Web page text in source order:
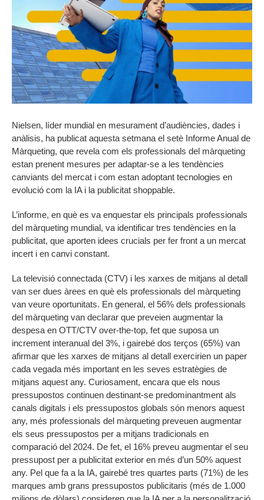
Nielsen, líder mundial en mesurament d’audiències, dades i
anàlisis, ha publicat aquesta setmana el setè Informe Anual de
Màrqueting, que revela com els professionals del màrqueting
estan prenent mesures per adaptar-se a les tendències
canviants del mercat i com estan adoptant tecnologies en
evolució com la IA i la publicitat shoppable.
L’informe, en què es va enquestar els principals professionals
del màrqueting mundial, va identificar tres tendències en la
publicitat, que aporten idees crucials per fer front a un mercat
incert i en canvi constant.
La televisió connectada (CTV) i les xarxes de mitjans al detall
van ser dues àrees en què els professionals del màrqueting
van veure oportunitats. En general, el 56% dels professionals
del màrqueting van declarar que preveien augmentar la
despesa en OTT/CTV over-the-top, fet que suposa un
increment interanual del 3%, i gairebé dos terços (65%) van
afirmar que les xarxes de mitjans al detall exercirien un paper
cada vegada més important en les seves estratègies de
mitjans aquest any. Curiosament, encara que els nous
pressupostos continuen destinant-se predominantment als
canals digitals i els pressupostos globals són menors aquest
any, més professionals del màrqueting preveuen augmentar
els seus pressupostos per a mitjans tradicionals en
comparació del 2024. De fet, el 16% preveu augmentar el seu
pressupost per a publicitat exterior en més d’un 50% aquest
any. Pel que fa a la IA, gairebé tres quartes parts (71%) de les
marques amb grans pressupostos publicitaris (més de 1.000